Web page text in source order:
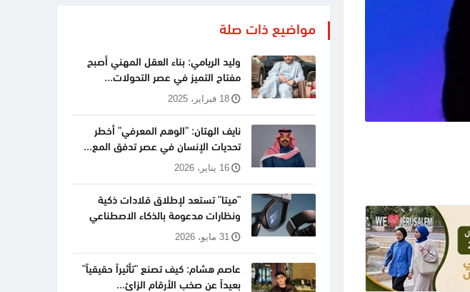
مواضيع ذات صلة
وليد الريامي: بناء العقل المهني أصبح
مفتاح التميز في عصر التحولات...
18 فبراير، 2025
نايف الهتان: "الوهم المعرفي" أخطر
تحديات الإنسان في عصر تدفق المع...
16 يناير، 2026
"ميتا" تستعد لإطلاق قلادات ذكية
ونظارات مدعومة بالذكاء الاصطناعي
31 مايو، 2026
عاصم هشام: كيف تصنع "تأثيراً حقيقياً"
بعيداً عن صخب الأرقام الزائ...